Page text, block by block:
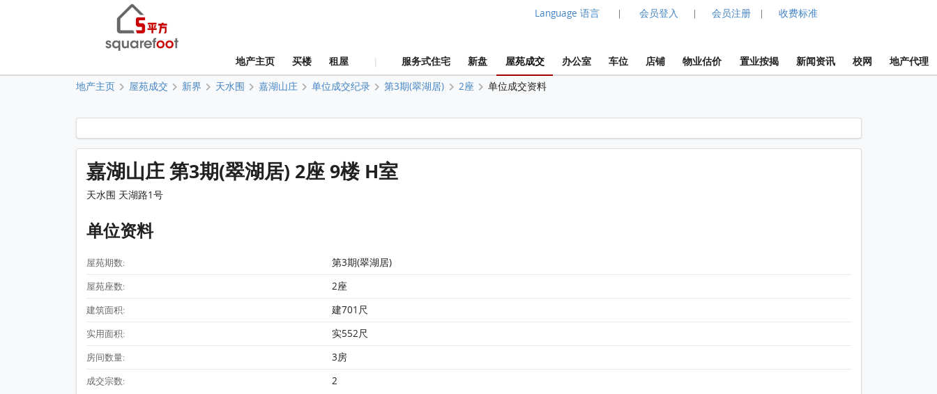
Language 语言 | 会员登入 | 会员注册 | 收费标准
地产主页 买楼 租屋 | 服务式住宅 新盘 屋苑成交 办公室 车位 店铺 物业估价 置业按揭 新闻资讯 校网 地产代理
地产主页 屋苑成交 新界 天水围 嘉湖山庄 单位成交纪录 第3期(翠湖居) 2座 单位成交资料
嘉湖山庄 第3期(翠湖居) 2座 9楼 H室 平面图
嘉湖山庄 第3期(翠湖居) 2座 9楼 H室
天水围 天湖路1号
单位资料
屋苑期数: 第3期(翠湖居)
屋苑座数: 2座
建筑面积: 建701尺
实用面积: 实552尺
房间数量: 3房
成交宗数: 2